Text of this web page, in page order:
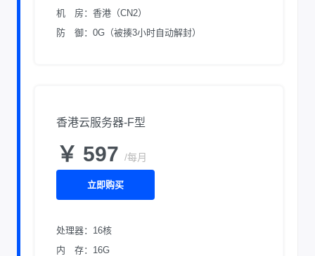
机 房：香港（CN2）
防 御：0G（被揍3小时自动解封）
香港云服务器-F型
￥ 597 /每月
立即购买
处理器：16核
内 存：16G